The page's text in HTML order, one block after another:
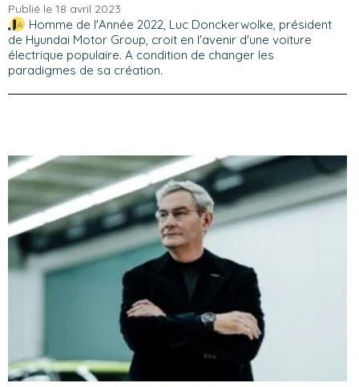
Publié le 18 avril 2023
Homme de l'Année 2022, Luc Donckerwolke, président
de Hyundai Motor Group, croit en l'avenir d'une voiture
électrique populaire. A condition de changer les
paradigmes de sa création.